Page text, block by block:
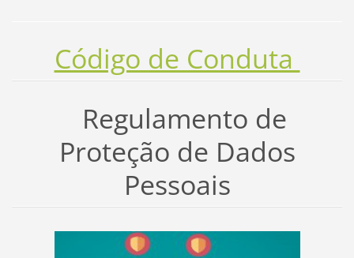
Código de Conduta
Regulamento de
Proteção de Dados
Pessoais